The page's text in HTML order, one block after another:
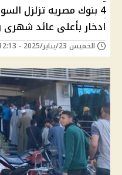
4 بنوك مصريه تزلزل
ادخار بأعلى عائد
الخميس 23/يناير/2025 - 12:13 م